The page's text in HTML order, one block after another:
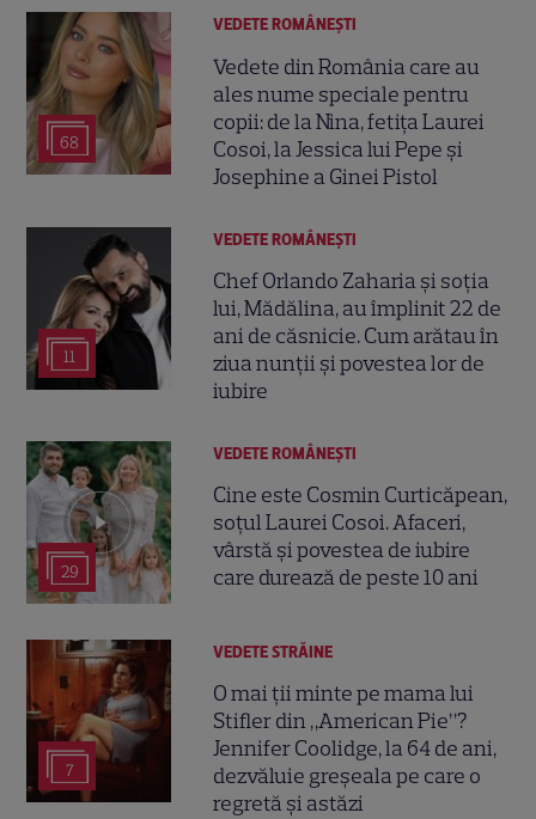
68
VEDETE ROMÂNEŞTI
Vedete din România care au
ales nume speciale pentru
copii: de la Nina, fetița Laurei
Cosoi, la Jessica lui Pepe și
Josephine a Ginei Pistol
11
VEDETE ROMÂNEŞTI
Chef Orlando Zaharia și soția
lui, Mădălina, au împlinit 22 de
ani de căsnicie. Cum arătau în
ziua nunții și povestea lor de
iubire
29
VEDETE ROMÂNEŞTI
Cine este Cosmin Curticăpean,
soțul Laurei Cosoi. Afaceri,
vârstă și povestea de iubire
care durează de peste 10 ani
7
VEDETE STRĂINE
O mai ții minte pe mama lui
Stifler din „American Pie”?
Jennifer Coolidge, la 64 de ani,
dezvăluie greșeala pe care o
regretă și astăzi